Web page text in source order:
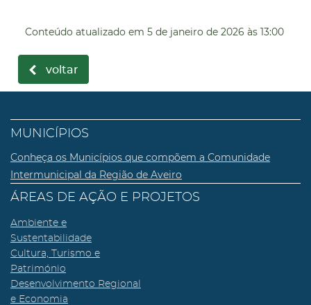
Conteúdo atualizado em 5 de janeiro de 2026 às 13:00
voltar
MUNICÍPIOS
Conheça os Municípios que compõem a Comunidade
Intermunicipal da Região de Aveiro
ÁREAS DE AÇÃO E PROJETOS
Ambiente e
Sustentabilidade
Cultura, Turismo e
Património
Desenvolvimento Regional
e Economia